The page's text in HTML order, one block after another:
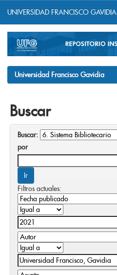
navigation
UNIVERSIDAD FRANCISCO GAVIDIA
Universidad Francisco Gavidia
Buscar
Buscar:
por
Filtros actuales: